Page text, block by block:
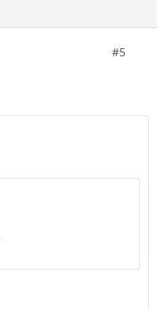
#5